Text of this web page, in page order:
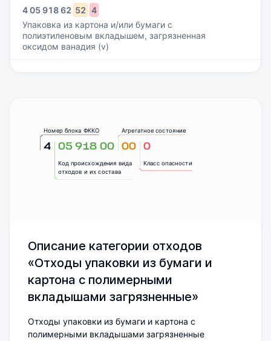
405 918 62 52 4
Упаковка из картона и/или бумаги с
полиэтиленовым вкладышем, загрязненная
оксидом ванадия (v)
4
Номер блока ФККО
Код происхождения вида
отходов и их состава
05 918 00
Агрегатное состояние
00
Класс опасности
0
Описание категории отходов
«Отходы упаковки из бумаги и
картона с полимерными
вкладышами загрязненные»
Отходы упаковки из бумаги и картона с
полимерными вкладышами загрязненные